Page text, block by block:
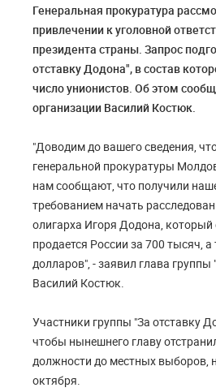
Генеральная прокуратура
привлечении к уголовной
президента страны. Запрос
отставку Додона", в состав
число унионистов. Об этом
организации Василий Костюк.
"Доводим до вашего сведения,
генеральной прокуратуры
нам сообщают, что получили
требованием начать
олигарха Игоря Додона,
продается России за 700 тысяч,
долларов", - заявил глава группы
Василий Костюк.
Участники группы "За отставку
чтобы нынешнего главу
должности до местных выборов,
октября.